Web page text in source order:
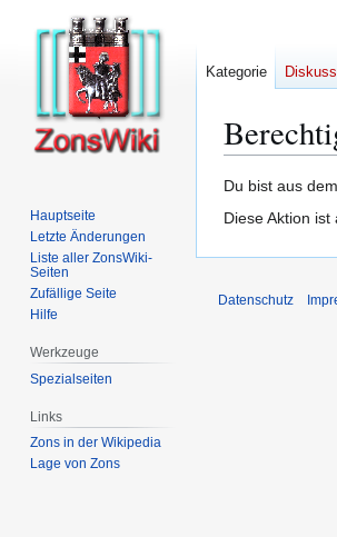
Zur
Navigation
Zur
Suche
Du bist aus
Diese Aktion
Kategorie
Hauptseite
Letzte Änderungen
Liste aller ZonsWiki-
Seiten
Zufällige Seite
Hilfe
Werkzeuge
Spezialseiten
Links
Zons in der Wikipedia
Lage von Zons
Datenschutz